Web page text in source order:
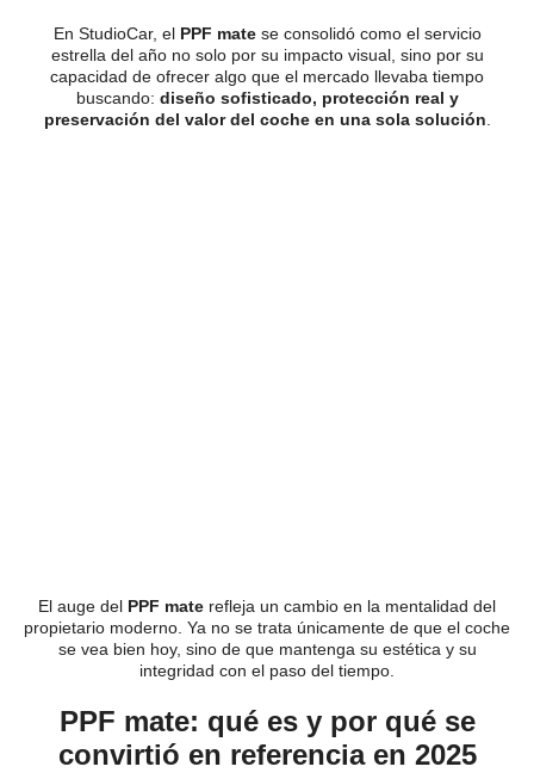
En StudioCar, el PPF matese consolidó como el servicio
estrella del año no solo por su impacto visual, sino por su
capacidad de ofrecer algo que el mercado llevaba tiempo
buscando: diseño sofisticado, protección real y
preservación del valor del coche en una sola solución
El auge del PPF mate refleja un cambio en la mentalidad del
propietario moderno. Ya no se trata únicamente de que el coche
se vea bien hoy, sino de que mantenga su estética y su
integridad con el paso del tiempo.
PPF mate: qué es y por qué se
convirtió en referencia en 2025